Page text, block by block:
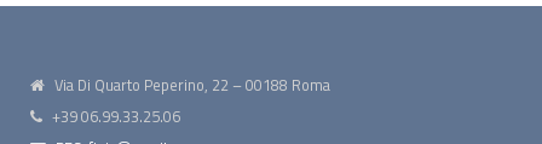
Via Di Quarto Peperino, 22 – 00188 Roma
+39 06.99.33.25.06